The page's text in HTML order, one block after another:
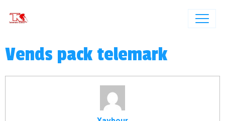
Vends pack telemark